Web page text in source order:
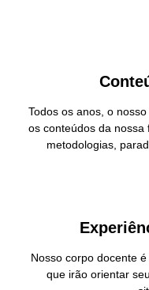
Todos os anos, o
os conteúdos da
metodologias,
Nosso corpo docente
que irão orientar